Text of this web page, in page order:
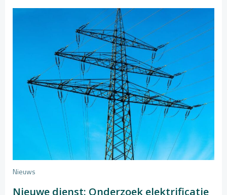
Nieuws
Nieuwe dienst: Onderzoek elektrificatie